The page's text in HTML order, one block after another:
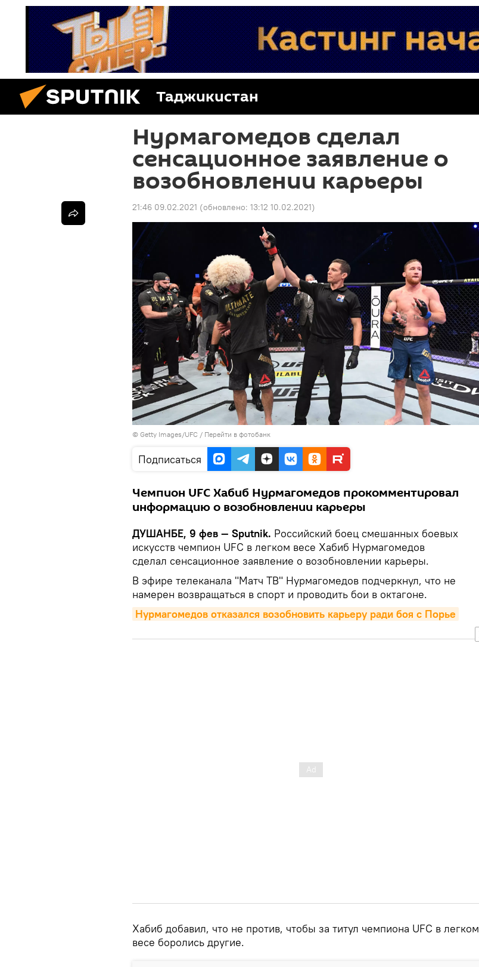
Таджикистан
Нурмагомедов сделал
сенсационное заявление о
возобновлении карьеры
21:46 09.02.2021 (обновлено: 13:12 10.02.2021)
© Getty Images/UFC / Перейти в фотобанк
Подписаться
Чемпион UFC Хабиб Нурмагомедов прокомментировал
информацию о возобновлении карьеры
ДУШАНБЕ, 9 фев — Sputnik. Российский боец смешанных боевых
искусств чемпион UFC в легком весе Хабиб Нурмагомедов
сделал сенсационное заявление о возобновлении карьеры.
В эфире телеканала "Матч ТВ" Нурмагомедов подчеркнул, что не
намерен возвращаться в спорт и проводить бои в октагоне.
Нурмагомедов отказался возобновить карьеру ради боя с Порье
Хабиб добавил, что не против, чтобы за титул чемпиона UFC в легком
весе боролись другие.